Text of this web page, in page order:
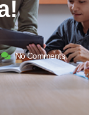
No Comments